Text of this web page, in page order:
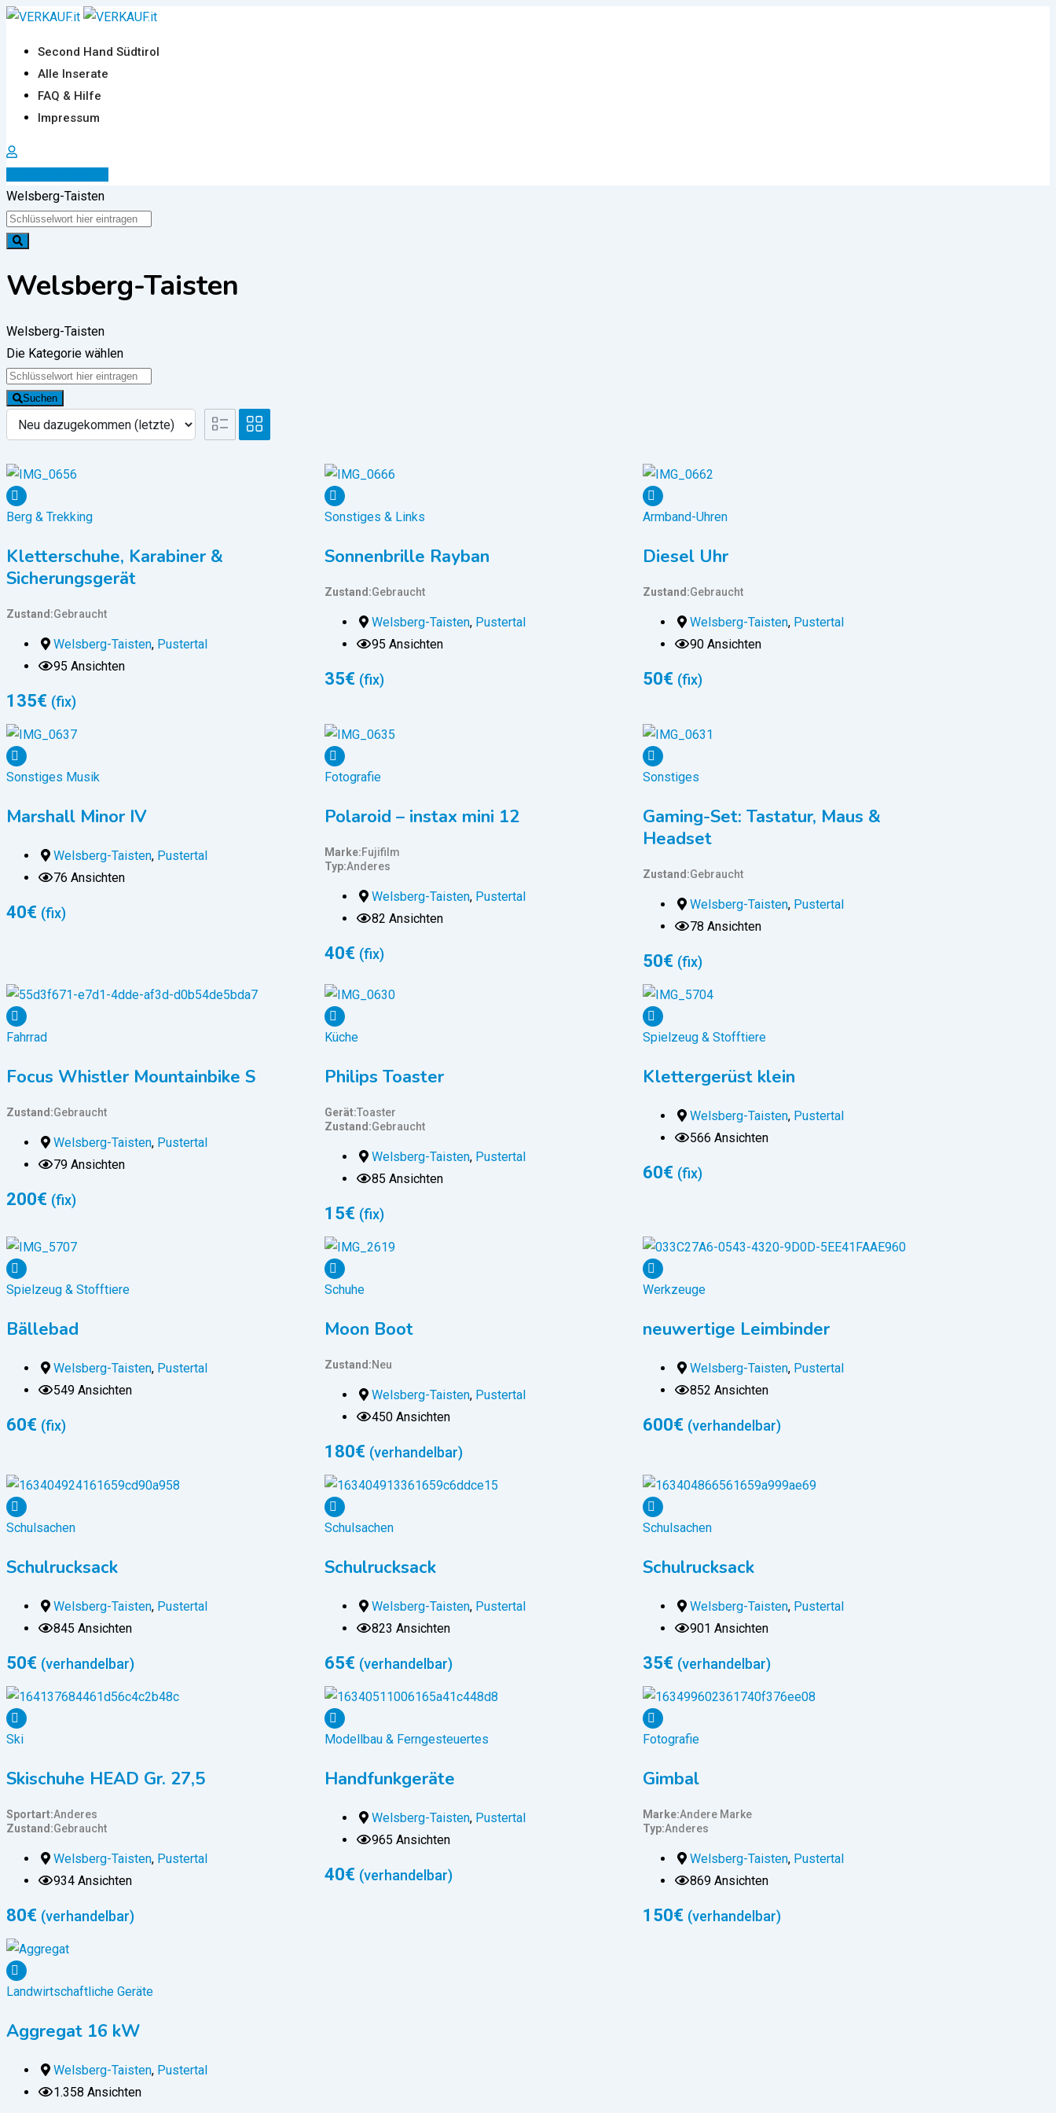
Zum
springen
Second Hand Südtirol
Alle Inserate
FAQ & Hilfe
Impressum
Welsberg-Taisten
Welsberg-Taisten
Welsberg-Taisten
Die Kategorie wählen
Suchen
Berg & Trekking
Kletterschuhe, Karabiner &
Sicherungsgerät
Zustand Gebraucht
Welsberg-Taisten, Pustertal
95 Ansichten
135€ (fix)
Sonstiges & Links
Sonnenbrille Rayban
Zustand Gebraucht
Welsberg-Taisten, Pustertal
95 Ansichten
35€ (fix)
Armband-Uhren
Diesel Uhr
Zustand Gebraucht
Welsberg-Taisten, Pustertal
90 Ansichten
50€ (fix)
Sonstiges Musik
Marshall Minor IV
Welsberg-Taisten, Pustertal
76 Ansichten
40€ (fix)
Fotografie
Polaroid – instax mini 12
Marke Fujifilm
Typ Anderes
Welsberg-Taisten, Pustertal
82 Ansichten
40€ (fix)
Sonstiges
Gaming-Set: Tastatur, Maus &
Headset
Zustand Gebraucht
Welsberg-Taisten, Pustertal
78 Ansichten
50€ (fix)
Fahrrad
Focus Whistler Mountainbike S
Zustand Gebraucht
Welsberg-Taisten, Pustertal
79 Ansichten
200€ (fix)
Küche
Philips Toaster
Gerät Toaster
Zustand Gebraucht
Welsberg-Taisten, Pustertal
85 Ansichten
15€ (fix)
Spielzeug & Stofftiere
Klettergerüst klein
Welsberg-Taisten, Pustertal
566 Ansichten
60€ (fix)
Spielzeug & Stofftiere
Bällebad
Welsberg-Taisten, Pustertal
549 Ansichten
60€ (fix)
Schuhe
Moon Boot
Zustand Neu
Welsberg-Taisten, Pustertal
450 Ansichten
180€ (verhandelbar)
Werkzeuge
neuwertige Leimbinder
Welsberg-Taisten, Pustertal
852 Ansichten
600€ (verhandelbar)
Schulsachen
Schulrucksack
Welsberg-Taisten, Pustertal
845 Ansichten
50€ (verhandelbar)
Schulsachen
Schulrucksack
Welsberg-Taisten, Pustertal
823 Ansichten
65€ (verhandelbar)
Schulsachen
Schulrucksack
Welsberg-Taisten, Pustertal
901 Ansichten
35€ (verhandelbar)
Ski
Skischuhe HEAD Gr. 27,5
Sportart Anderes
Zustand Gebraucht
Welsberg-Taisten, Pustertal
934 Ansichten
80€ (verhandelbar)
Modellbau & Ferngesteuertes
Handfunkgeräte
Welsberg-Taisten, Pustertal
965 Ansichten
40€ (verhandelbar)
Fotografie
Gimbal
Marke Andere Marke
Typ Anderes
Welsberg-Taisten, Pustertal
869 Ansichten
150€ (verhandelbar)
Landwirtschaftliche Geräte
Aggregat 16 kW
Welsberg-Taisten, Pustertal
1.358 Ansichten